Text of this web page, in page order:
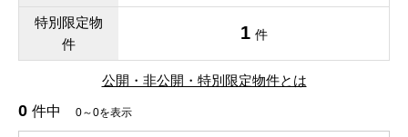
特別限定物
件
1 件
公開・非公開・特別限定物件とは
0 件中 0～0を表示